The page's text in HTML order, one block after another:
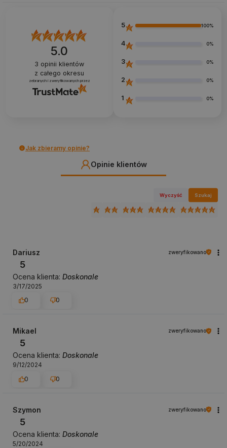
5.0
3 opinii klientów
z całego okresu
zebranych i zweryfikowanych przez
5 100%
4 0%
3 0%
2 0%
1 0%
Jak zbieramy opinie?
Opinie klientów
Wyczyść Szukaj
Dariusz zweryfikowano
5
Ocena klienta: Doskonale
3/17/2025
0
0
Mikael zweryfikowano
5
Ocena klienta: Doskonale
9/12/2024
0
0
Szymon zweryfikowano
5
Ocena klienta: Doskonale
5/20/2024